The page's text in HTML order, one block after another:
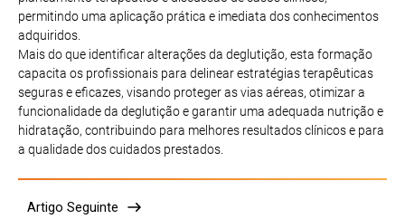
permitindo uma aplicação prática e imediata dos conhecimentos
adquiridos.
Mais do que identificar alterações da deglutição, esta formação
capacita os profissionais para delinear estratégias terapêuticas
seguras e eficazes, visando proteger as vias aéreas, otimizar a
funcionalidade da deglutição e garantir uma adequada nutrição e
hidratação, contribuindo para melhores resultados clínicos e para
a qualidade dos cuidados prestados.
Artigo Seguinte